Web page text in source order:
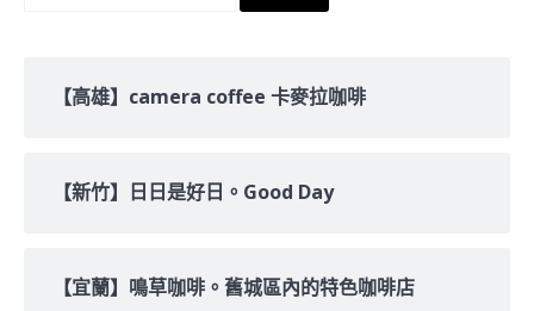
【高雄】camera coffee 卡麥拉咖啡
【新竹】日日是好日。Good Day
【宜蘭】鳴草咖啡。舊城區內的特色咖啡店